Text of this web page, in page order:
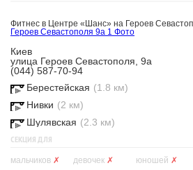
Фитнес в Центре «Шанс» на Героев
Героев Севастополя 9а 1 Фото
Киев
улица Героев Севастополя, 9а
(044) 587-70-94
Берестейская (1.8 км)
Нивки (2 км)
Шулявская (2.3 км)
СЕКЦИЯ ДЛЯ
мальчиков ✗ девочек ✗ юношей ✗